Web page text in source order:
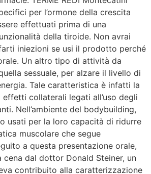
per l’ormone della crescita
effettuati prima di una
della tiroide. Non avrai
iniezioni se usi il prodotto perché
Un altro tipo di attività da
sessuale, per alzare il livello di
Tale caratteristica è infatti la
collaterali legati all’uso degli
Nell’ambiente del bodybuilding,
usati per la loro capacità di ridurre
muscolare che segue
a questa presentazione orale,
cena dal dottor Donald Steiner, un
contribuito alla caratterizzazione